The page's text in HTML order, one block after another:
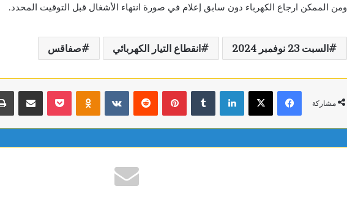
ومن الممكن ارجاع الكهرباء دون سابق إعلام في صورة انتهاء الأشغال قبل التوقيت المحدد.
السبت 23 نوفمبر 2024 انقطاع التيار الكهربائي صفاقس
مشاركة
فيسبوكX لينكدإن بينتيريست Odnoklassniki
بوكيت مشاركة عبر البريد